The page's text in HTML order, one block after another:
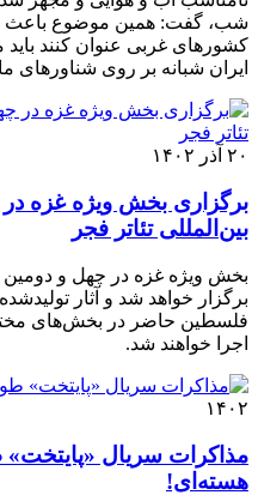
شب، گفت: همین موضوع
کشورهای غربی عنوان کنند
ایران شبانه بر روی شناورهای
۲۰ آذر ۱۴۰۲
برگزاری بخش ویژه غزه
بین‌المللی تئاتر فجر
بخش ویژه غزه در چهل‌ و دومین
برگزار خواهد شد و آثار
فلسطین حاضر در بخش‌های
اجرا خواهند شد.
۱۴۰۲
مذاکرات سریال «پایتخت»
هسته‌ای!